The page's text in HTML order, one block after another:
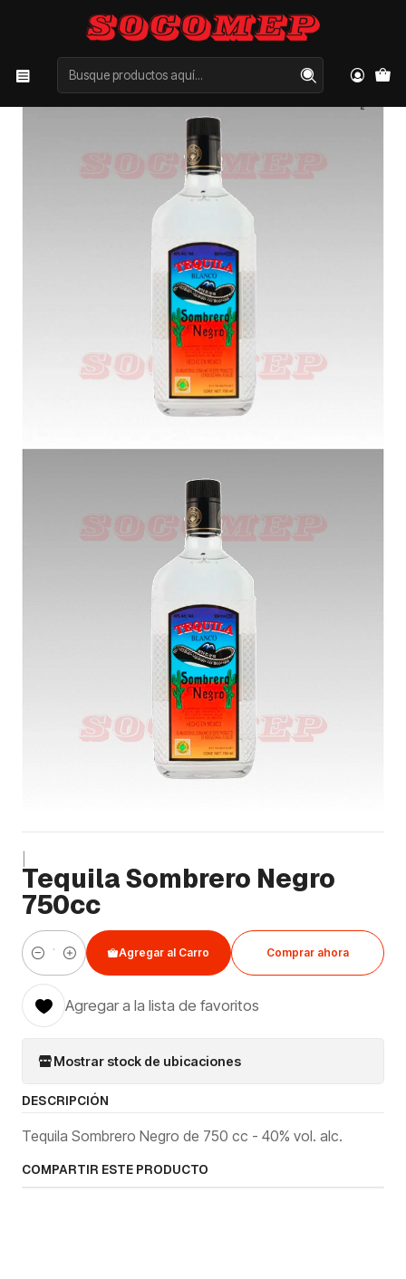
Inicio Categorías LICORES
TEQUILAS
Tequila Sombrero Negro 750cc
Tequila Sombrero Negro
750cc
Cantidad
Agregar al Carro Comprar ahora
Agregar a la lista de favoritos
Mostrar stock de ubicaciones
DESCRIPCIÓN
Tequila Sombrero Negro de 750 cc - 40% vol. alc.
COMPARTIR ESTE PRODUCTO